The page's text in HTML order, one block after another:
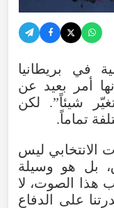
في
بريطانيا
أمر بعيد عن
شيئاً”. لكن
تماماً.
الانتخابي ليس
، بل هو
وسيلة
هذا الصوت، لا
على الدفاع